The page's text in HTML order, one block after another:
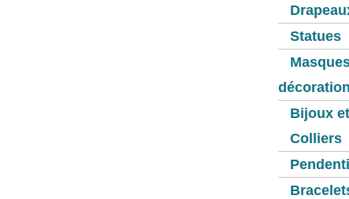
Statues
Bijoux
Colliers